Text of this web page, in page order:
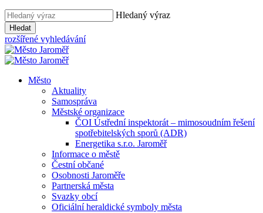
Hledaný výraz
Hledat
rozšířené vyhledávání
Město
Aktuality
Samospráva
Městské organizace
ČOI Ústřední inspektorát – mimosoudním řešení
spotřebitelských sporů (ADR)
Energetika s.r.o. Jaroměř
Informace o městě
Čestní občané
Osobnosti Jaroměře
Partnerská města
Svazky obcí
Oficiální heraldické symboly města